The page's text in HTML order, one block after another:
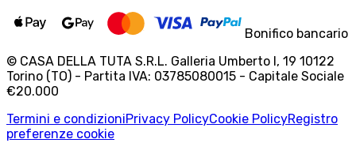
Bonifico bancario
© CASA DELLA TUTA S.R.L. Galleria Umberto I, 19 10122
Torino (TO) - Partita IVA: 03785080015 - Capitale Sociale
€20.000
Termini e condizioniPrivacy PolicyCookie PolicyRegistro
preferenze cookie